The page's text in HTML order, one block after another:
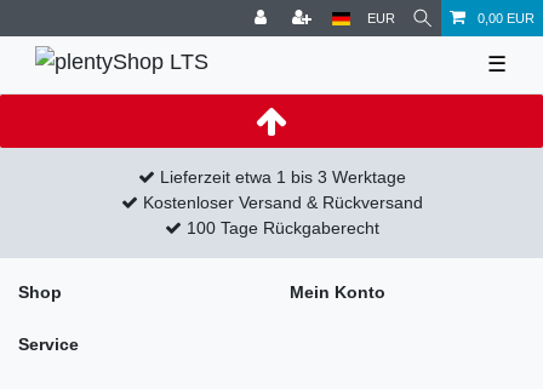
EUR 0,00 EUR
☰
Lieferzeit etwa 1 bis 3 Werktage
Kostenloser Versand & Rückversand
100 Tage Rückgaberecht
Shop Mein Konto
Service